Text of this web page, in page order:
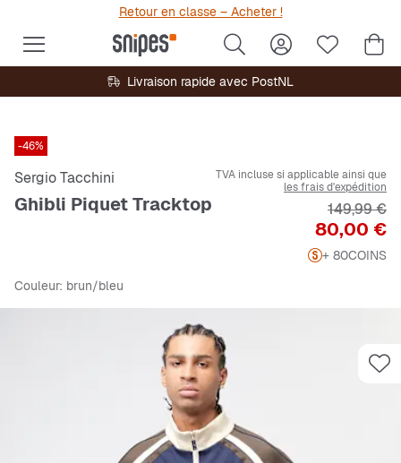
Retour en classe – Acheter !
Livraison rapide avec PostNL
-46%
Sergio Tacchini
Ghibli Piquet Tracktop
TVA incluse si applicable ainsi que
les frais d'expédition
Prix
80,00 €
Prix
149,99 €
+ 80COINS
Couleur: brun/bleu